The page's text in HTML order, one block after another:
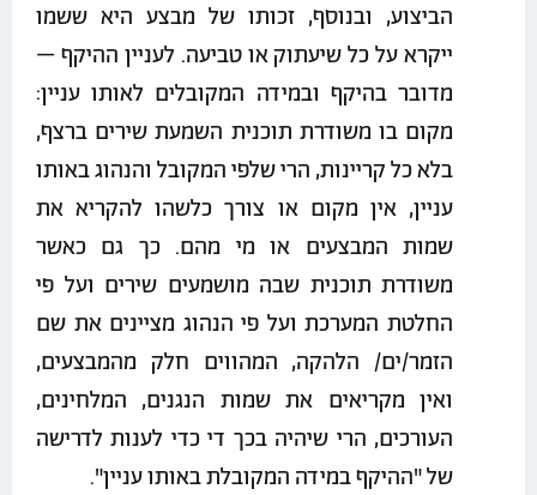
הביצוע, ובנוסף, זכותו של מבצע היא ששמו
ייקרא על כל שיעתוק או טביעה. לעניין ההיקף –
מדובר בהיקף ובמידה המקובלים לאותו עניין:
מקום בו משודרת תוכנית השמעת שירים ברצף,
בלא כל קריינות, הרי שלפי המקובל והנהוג באותו
עניין, אין מקום או צורך כלשהו להקריא את
שמות המבצעים או מי מהם. כך גם כאשר
משודרת תוכנית שבה מושמעים שירים ועל פי
החלטת המערכת ועל פי הנהוג מציינים את שם
הזמר/ים/ הלהקה, המהווים חלק מהמבצעים,
ואין מקריאים את שמות הנגנים, המלחינים,
העורכים, הרי שיהיה בכך די כדי לענות לדרישה
של "ההיקף במידה המקובלת באותו עניין".